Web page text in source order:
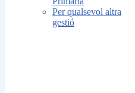
Per qualsevol altra
gestió